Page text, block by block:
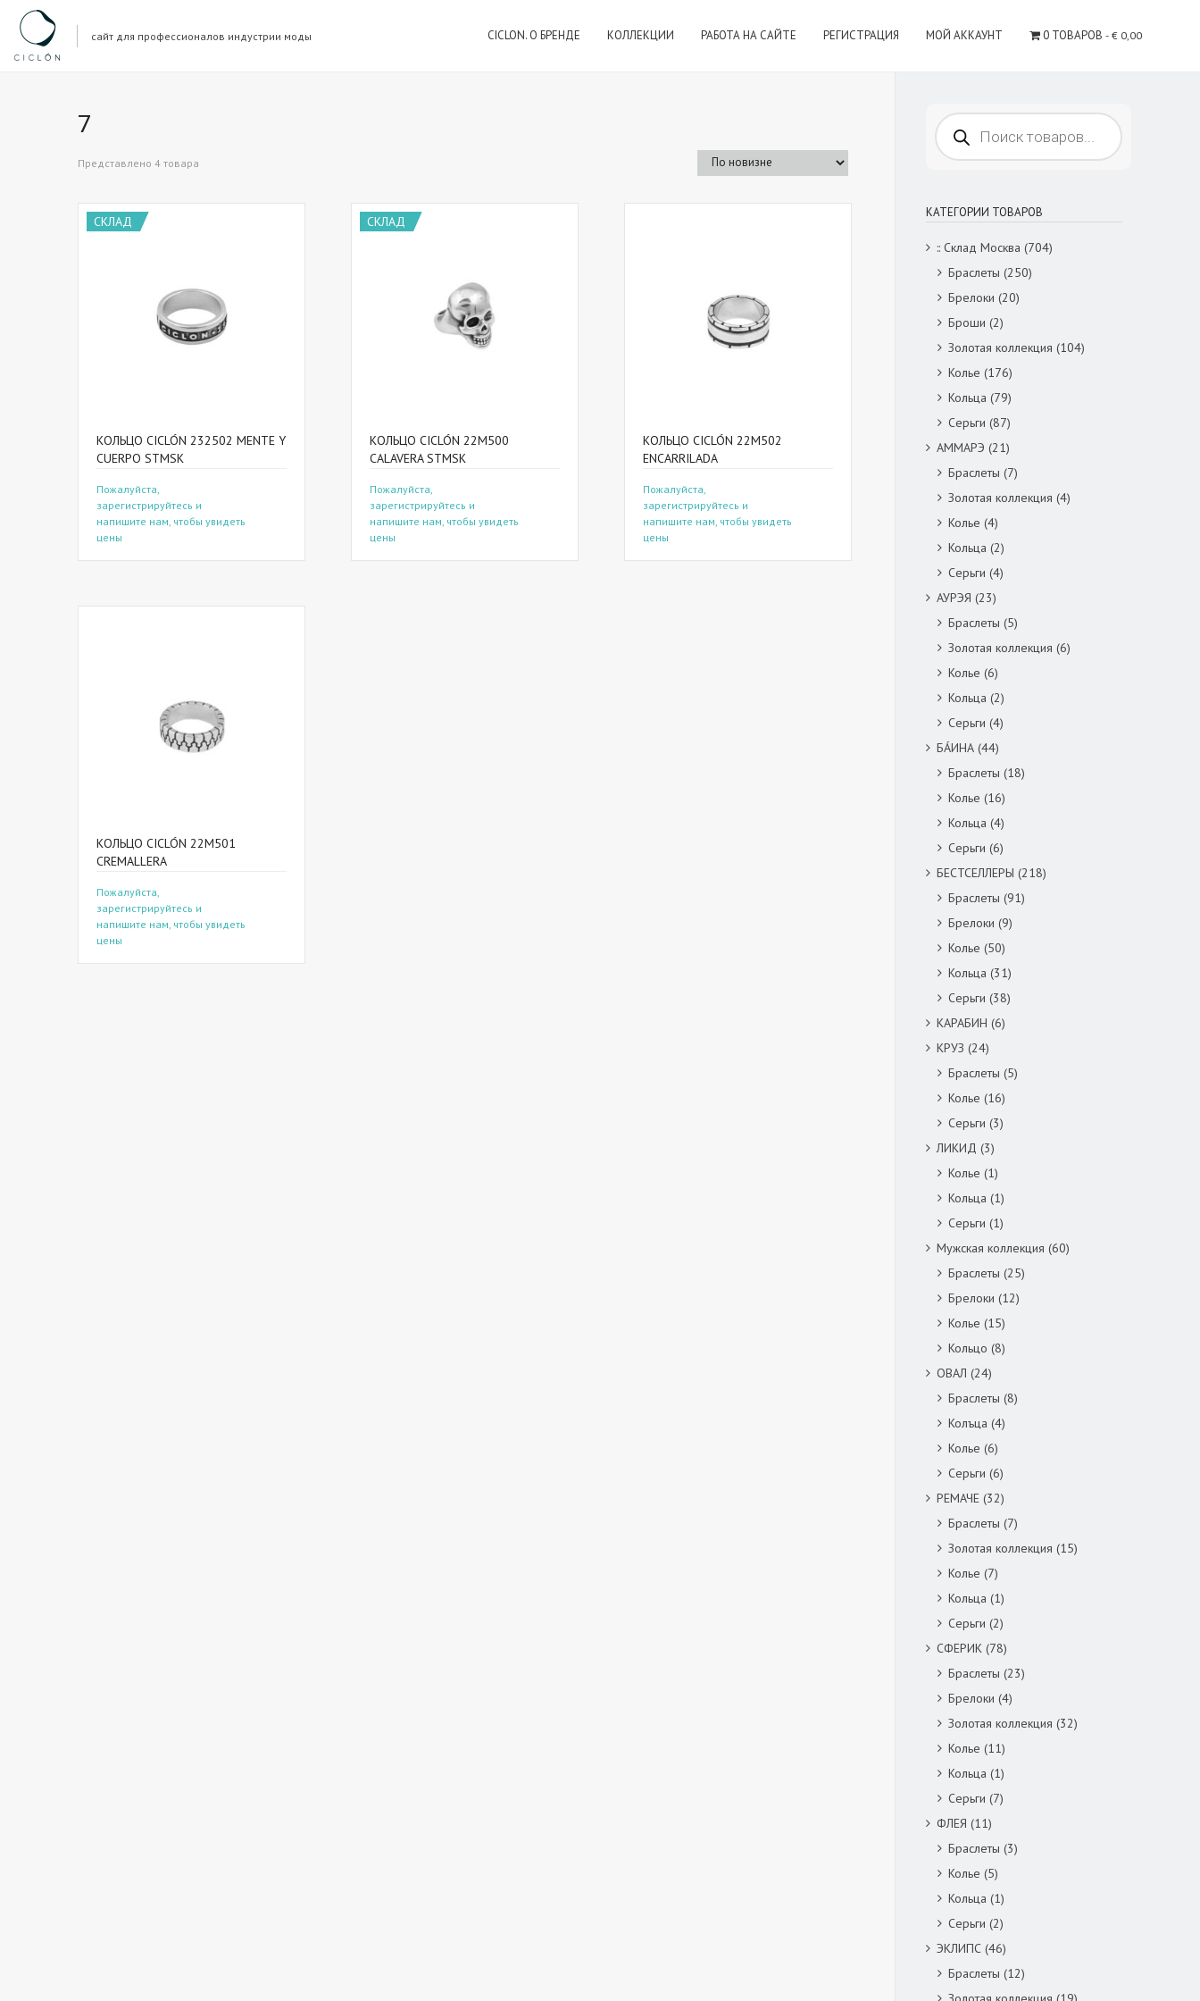
сайт для профессионалов индустрии моды CICLON. О БРЕНДЕ КОЛЛЕКЦИИ РАБОТА НА САЙТЕ РЕГИСТРАЦИЯ МОЙ АККАУНТ 0 ТОВАРОВ € 0,00
7
Представлено 4 товара
СКЛАД
КОЛЬЦО CICLÓN 232502 MENTE Y
CUERPO STMSK
Пожалуйста,
зарегистрируйтесь и
напишите нам, чтобы увидеть
цены
СКЛАД
КОЛЬЦО CICLÓN 22M500
CALAVERA STMSK
Пожалуйста,
зарегистрируйтесь и
напишите нам, чтобы увидеть
цены
КОЛЬЦО CICLÓN 22M502
ENCARRILADA
Пожалуйста,
зарегистрируйтесь и
напишите нам, чтобы увидеть
цены
КОЛЬЦО CICLÓN 22M501
CREMALLERA
Пожалуйста,
зарегистрируйтесь и
напишите нам, чтобы увидеть
цены
Поиск
товаров
КАТЕГОРИИ ТОВАРОВ
:: Склад Москва (704)
Браслеты (250)
Брелоки (20)
Броши (2)
Золотая коллекция (104)
Колье (176)
Кольца (79)
Серьги (87)
АММАРЭ (21)
Браслеты (7)
Золотая коллекция (4)
Колье (4)
Кольца (2)
Серьги (4)
АУРЭЯ (23)
Браслеты (5)
Золотая коллекция (6)
Колье (6)
Кольца (2)
Серьги (4)
БÁИНА (44)
Браслеты (18)
Колье (16)
Кольца (4)
Серьги (6)
БЕСТСЕЛЛЕРЫ (218)
Браслеты (91)
Брелоки (9)
Колье (50)
Кольца (31)
Серьги (38)
КАРАБИН (6)
КРУЗ (24)
Браслеты (5)
Колье (16)
Серьги (3)
ЛИКИД (3)
Колье (1)
Кольца (1)
Серьги (1)
Мужская коллекция (60)
Браслеты (25)
Брелоки (12)
Колье (15)
Кольцо (8)
ОВАЛ (24)
Браслеты (8)
Колъца (4)
Колье (6)
Серьги (6)
РЕМАЧЕ (32)
Браслеты (7)
Золотая коллекция (15)
Колье (7)
Кольца (1)
Серьги (2)
СФЕРИК (78)
Браслеты (23)
Брелоки (4)
Золотая коллекция (32)
Колье (11)
Кольца (1)
Серьги (7)
ФЛЕЯ (11)
Браслеты (3)
Колье (5)
Кольца (1)
Серьги (2)
ЭКЛИПС (46)
Браслеты (12)